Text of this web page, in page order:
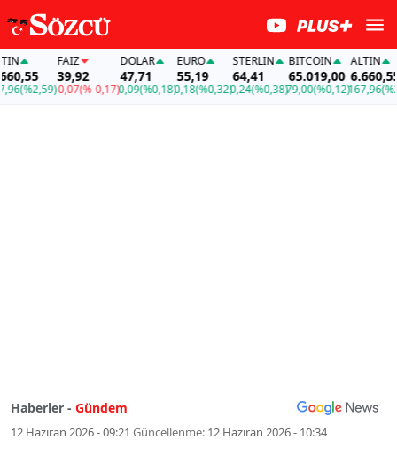
(%2,59)
FAİZ
39,92
-0,07(%-0,17)
DOLAR
47,71
0,09(%0,18)
EURO
55,19
0,18(%0,32)
STERLIN
64,41
0,24(%0,38)
BITCOIN
65.019,00
79,00(%0,12)
ALTIN
6.660,55
167,96
Haberler - Gündem
12 Haziran 2026 - 09:21 Güncellenme: 12 Haziran 2026 - 10:34